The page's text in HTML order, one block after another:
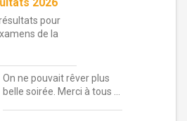
pour
de la
On ne pouvait rêver plus
belle soirée. Merci à tous …